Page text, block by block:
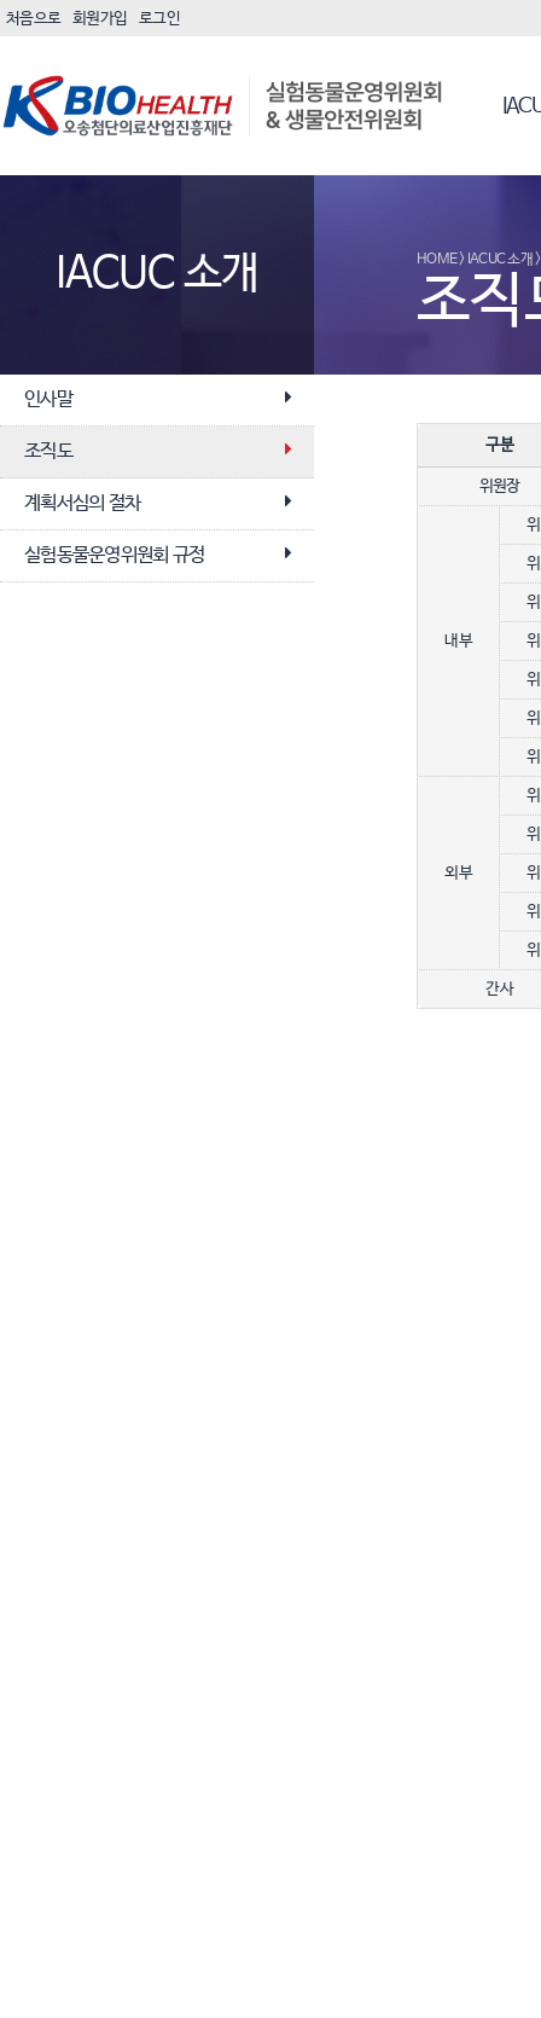
처음으로 회원가입 로그인
IACUC 소개
인사말
조직도
계획서심의 절차
실험동물운영위원회 규정
HOME > IACUC 소개
조직
구분
위원장
내부
외부
간사